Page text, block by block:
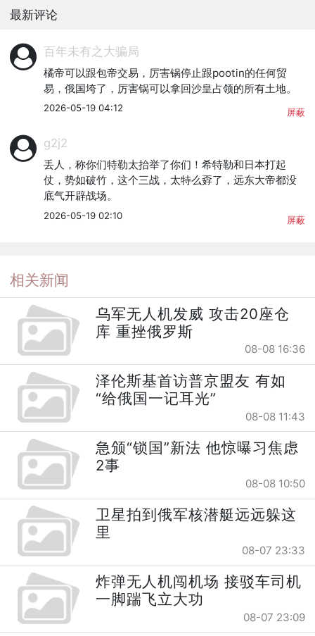
最新评论
百年未有之大骗局
橘帝可以跟包帝交易，厉害锅停止跟pootin的任何贸
易，俄国垮了，厉害锅可以拿回沙皇占领的所有土地。
2026-05-19 04:12 屏蔽
g2j2
丢人，称你们特勒太抬举了你们！希特勒和日本打起
仗，势如破竹，这个三战，太特么孬了，远东大帝都没
底气开辟战场。
2026-05-19 02:10 屏蔽
相关新闻
乌军无人机发威 攻击20座仓
库 重挫俄罗斯
08-08 16:36
泽伦斯基首访普京盟友 有如
“给俄国一记耳光”
08-08 11:43
急颁“锁国”新法 他惊曝习焦虑
2事
08-08 10:50
卫星拍到俄军核潜艇远远躲这
里
08-07 23:33
炸弹无人机闯机场 接驳车司机
一脚踹飞立大功
08-07 23:09